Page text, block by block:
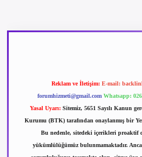
Reklam ve İletişim: E-mail:
forumhizmeti@gmail.com Whatsapp:
Yasal Uyarı: Sitemiz, 5651 Sayılı Kanun
Kurumu (BTK) tarafından onaylanmış bir
Bu nedenle, sitedeki içerikleri proaktif
yükümlülüğümüz bulunmamaktadır.